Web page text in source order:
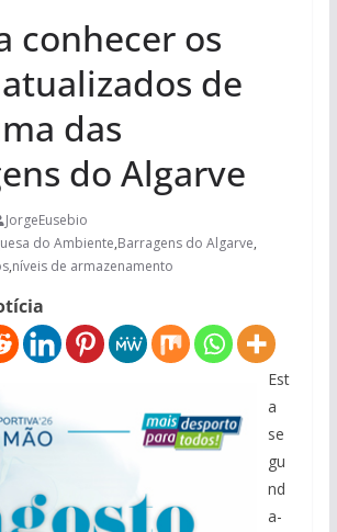
conhecer os
de
das
do Algarve
JorgeEusebio
do Ambiente,Barragens do Algarve,
,níveis de armazenamento
Est
a
se
gu
nd
a-